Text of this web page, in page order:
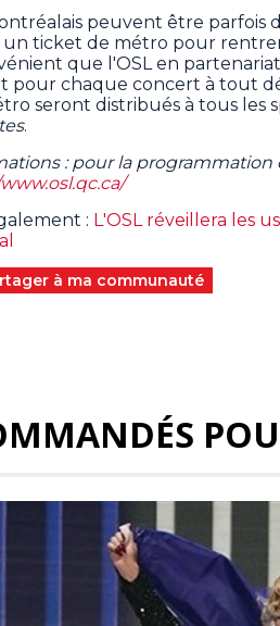
peuvent être parfois
un ticket de métro pour
que l'OSL en
pour chaque concert à tout
seront distribués à tous les
.
: pour la
: L'OSL réveillera les
à ma communauté